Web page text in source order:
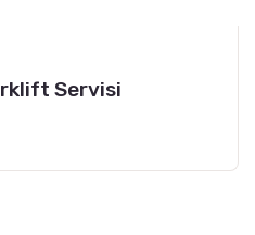
Servisi